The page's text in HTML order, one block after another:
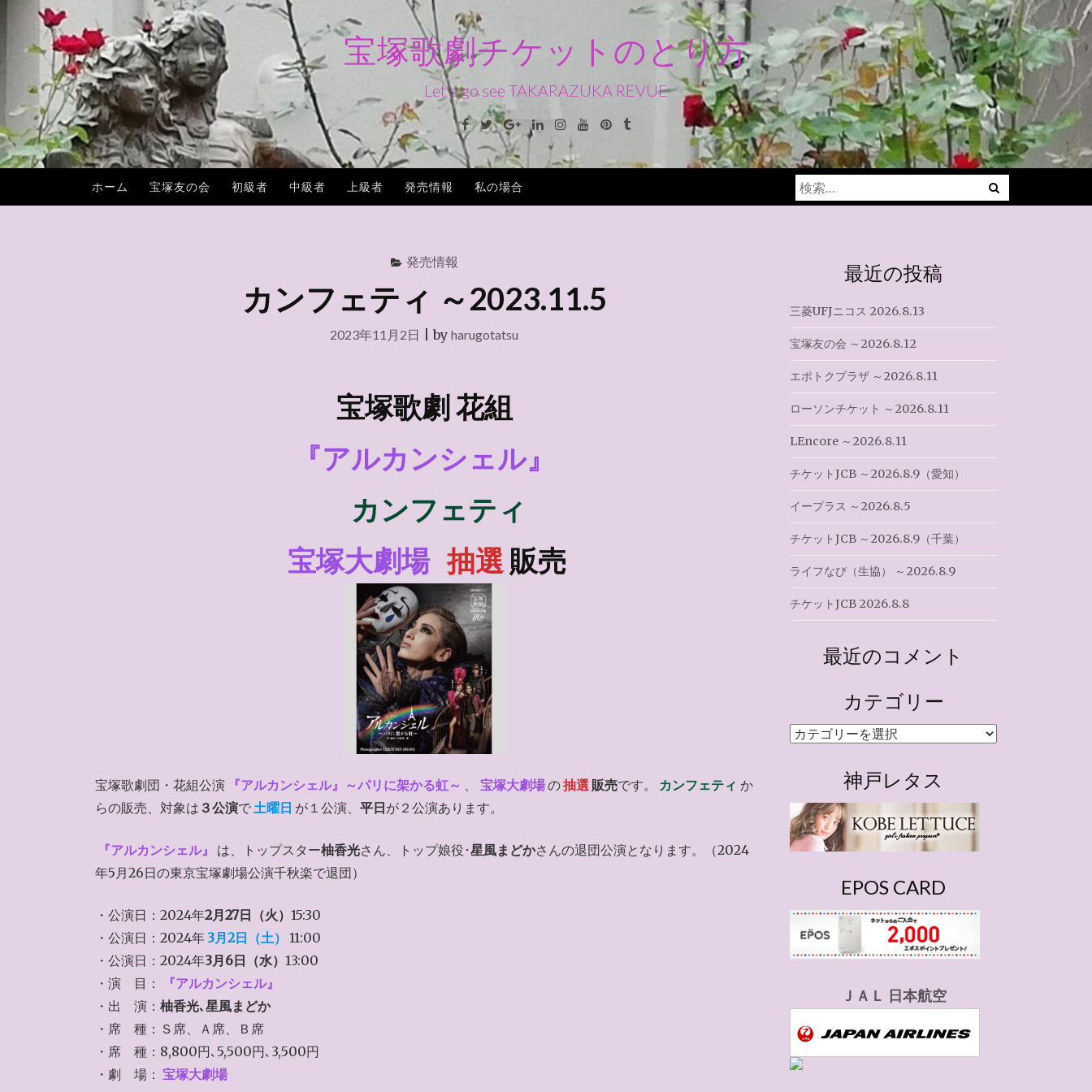
へ
ス
キ
宝塚歌劇チケットのとり方
Let's go see TAKARAZUKA REVUE
Facebook
TwitterGoogle+LinkedinInstagramYoutubePinterest
Tumblr
ホーム 宝塚友の会 初級者 中級者 上級者 発売情報 私の場合
検
索:
発売情報
カンフェティ ～2023.11.5
2023年11月2日 |by harugotatsu
宝塚歌劇 花組
『アルカンシェル』
カンフェティ
宝塚大劇場 抽選 販売
宝塚歌劇団・花組公演 『アルカンシェル』～パリに架かる虹～ 、 宝塚大劇場の抽選 販売です。 カンフェティ か
らの販売、対象は ３公演で土曜日 が１公演、平日 が２公演あります。
『アルカンシェル』 は、トップスター柚香光さん、トップ娘役･星風まどかさんの退団公演となります。（2024
年5月26日の東京宝塚劇場公演千秋楽で退団）
・公演日：2024年2月27日（火） 15:30
・公演日：2024年 3月2日（土）
11:00
・公演日：2024年3月6日（水） 13:00
・演 目：
『アルカンシェル』
・出 演： 柚香光､星風まどか
・席 種：Ｓ席、Ａ席、Ｂ席
・席 種：8,800円､5,500円､3,500円
・劇 場： 宝塚大劇場
最近の投稿
三菱UFJニコス 2026.8.13
宝塚友の会 ～2026.8.12
エポトクプラザ ～2026.8.11
ローソンチケット ～2026.8.11
LEncore ～2026.8.11
チケットJCB ～2026.8.9（愛知）
イープラス ～2026.8.5
チケットJCB ～2026.8.9（千葉）
ライフなび（生協） ～2026.8.9
チケットJCB 2026.8.8
最近のコメント
カテゴリー
カ
ー
神戸レタス
EPOS CARD
ＪＡＬ 日本航空